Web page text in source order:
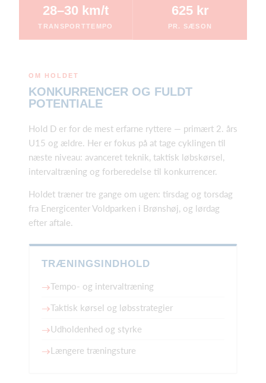
28–30 km/t
TRANSPORTTEMPO
625 kr
PR. SÆSON
OM HOLDET
KONKURRENCER OG FULDT
POTENTIALE
Hold D er for de mest erfarne ryttere — primært 2. års
U15 og ældre. Her er fokus på at tage cyklingen til
næste niveau: avanceret teknik, taktisk løbskørsel,
intervaltræning og forberedelse til konkurrencer.
Holdet træner tre gange om ugen: tirsdag og torsdag
fra Energicenter Voldparken i Brønshøj, og lørdag
efter aftale.
TRÆNINGSINDHOLD
Tempo- og intervaltræning
Taktisk kørsel og løbsstrategier
Udholdenhed og styrke
Længere træningsture